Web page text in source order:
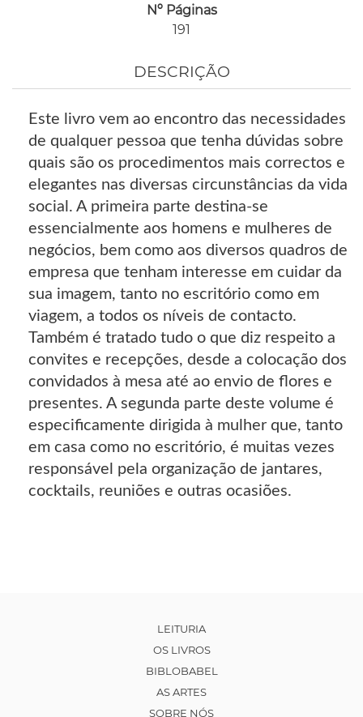
Nº Páginas
191
DESCRIÇÃO
Este livro vem ao encontro das necessidades
de qualquer pessoa que tenha dúvidas sobre
quais são os procedimentos mais correctos e
elegantes nas diversas circunstâncias da vida
social. A primeira parte destina-se
essencialmente aos homens e mulheres de
negócios, bem como aos diversos quadros de
empresa que tenham interesse em cuidar da
sua imagem, tanto no escritório como em
viagem, a todos os níveis de contacto.
Também é tratado tudo o que diz respeito a
convites e recepções, desde a colocação dos
convidados à mesa até ao envio de flores e
presentes. A segunda parte deste volume é
especificamente dirigida à mulher que, tanto
em casa como no escritório, é muitas vezes
responsável pela organização de jantares,
cocktails, reuniões e outras ocasiões.
LEITURIA
OS LIVROS
BIBLOBABEL
AS ARTES
SOBRE NÓS